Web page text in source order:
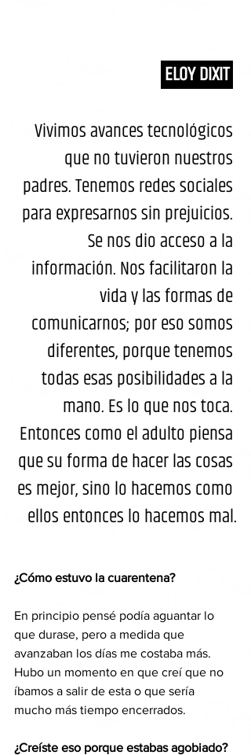
ELOY DIXIT
Vivimos avances tecnológicos
que no tuvieron nuestros
padres. Tenemos redes sociales
para expresarnos sin prejuicios.
Se nos dio acceso a la
información. Nos facilitaron la
vida y las formas de
comunicarnos; por eso somos
diferentes, porque tenemos
todas esas posibilidades a la
mano. Es lo que nos toca.
Entonces como el adulto piensa
que su forma de hacer las cosas
es mejor, sino lo hacemos como
ellos entonces lo hacemos mal.
¿Cómo estuvo la cuarentena?
En principio pensé podía aguantar lo
que durase, pero a medida que
avanzaban los días me costaba más.
Hubo un momento en que creí que no
íbamos a salir de esta o que sería
mucho más tiempo encerrados.
¿Creíste eso porque estabas agobiado?